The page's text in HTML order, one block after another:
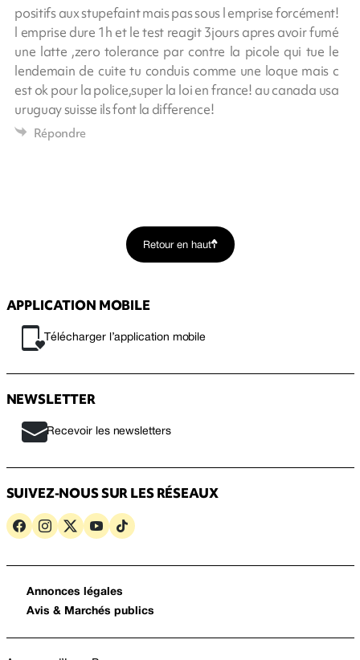
positifs aux stupefaint mais pas sous l emprise forcément!
l emprise dure 1h et le test reagit 3jours apres avoir fumé
une latte ,zero tolerance par contre la picole qui tue le
lendemain de cuite tu conduis comme une loque mais c
est ok pour la police,super la loi en france! au canada usa
uruguay suisse ils font la difference!
Répondre
Retour en haut
APPLICATION MOBILE
Télécharger l’application mobile
NEWSLETTER
Recevoir les newsletters
SUIVEZ-NOUS SUR LES RÉSEAUX
Annonces légales
Avis & Marchés publics